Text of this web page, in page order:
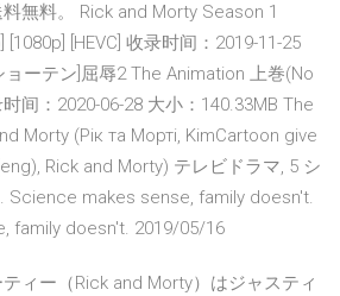
無料。 Rick and Morty Season 1
[1080p] [HEVC] 收录时间：2019-11-25
ョーテン]屈辱2 The Animation 上巻(No
间：2020-06-28 大小：140.33MB The
Morty (Рiк та Мортi, KimCartoon give
Rick and Morty) テレビドラマ, 5 シ
Science makes sense, family doesn't.
family doesn't. 2019/05/16
ィー（Rick and Morty）はジャスティ